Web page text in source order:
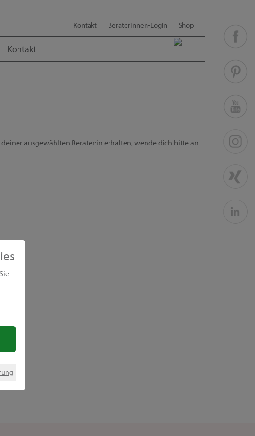
Kontakt Beraterinnen-Login Shop
Kontakt
ausgewählten Berater:in erhalten, wende dich bitte an